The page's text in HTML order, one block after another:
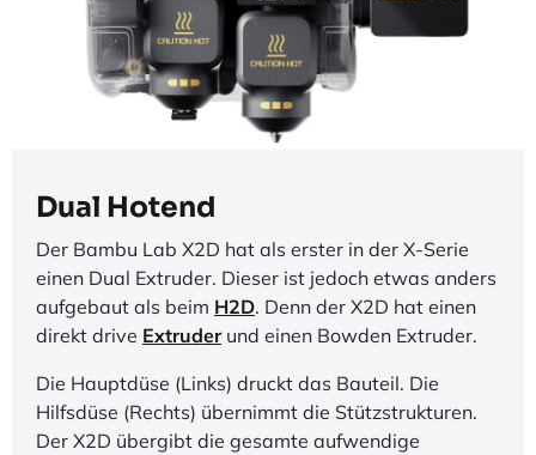
Dual Hotend
Der Bambu Lab X2D hat als erster in der X-Serie
einen Dual Extruder. Dieser ist jedoch etwas anders
aufgebaut als beim H2D. Denn der X2D hat einen
direkt drive Extruderund einen Bowden Extruder.
Die Hauptdüse (Links) druckt das Bauteil. Die
Hilfsdüse (Rechts) übernimmt die Stützstrukturen.
Der X2D übergibt die gesamte aufwendige